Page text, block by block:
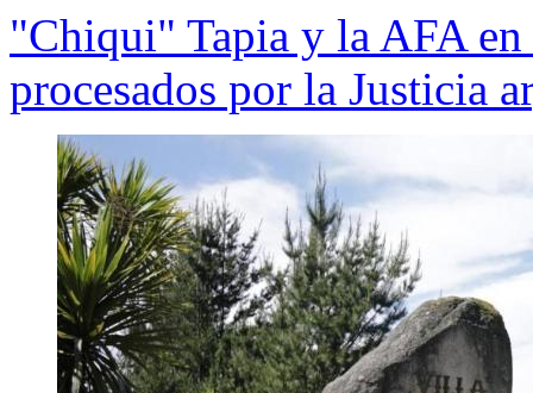
"Chiqui" Tapia y la AFA
procesados por la Justicia